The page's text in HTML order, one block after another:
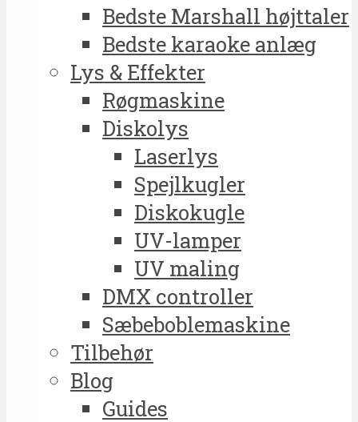
Bedste Marshall højttaler
Bedste karaoke anlæg
Lys & Effekter
Røgmaskine
Diskolys
Laserlys
Spejlkugler
Diskokugle
UV-lamper
UV maling
DMX controller
Sæbeboblemaskine
Tilbehør
Blog
Guides